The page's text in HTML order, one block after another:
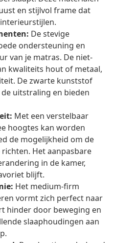
en stijlvol frame dat
De stevige
ondersteuning en
van je matras. De niet-
kwaliteits hout of metaal,
De zwarte kunststof
uitstraling en bieden
Met een verstelbaar
hoogtes kan worden
de mogelijkheid om de
Het aanpasbare
in de kamer,
blijft.
Het medium-firm
vormt zich perfect naar
hinder door beweging en
slaaphoudingen aan